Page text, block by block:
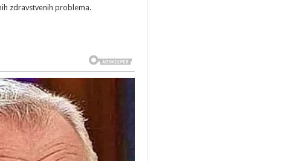
zdravstvenih problema.